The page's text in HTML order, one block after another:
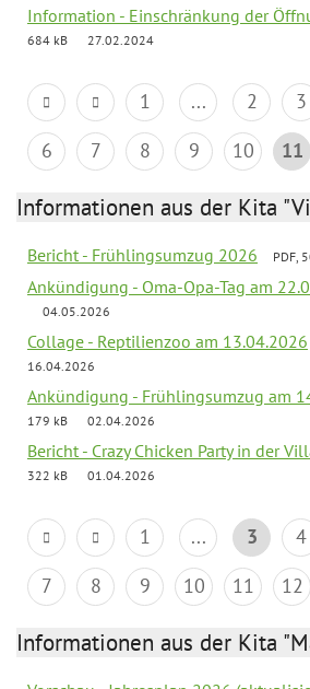
Information - Einschränkung der
684 kB
27.02.2024
1 ... 2 3
6
7 8 9 10 11
Informationen aus der Kita
Bericht - Frühlingsumzug 2026 PDF,
Ankündigung - Oma-Opa-Tag am
04.05.2026
Collage - Reptilienzoo am 13.04.2026
16.04.2026
Ankündigung - Frühlingsumzug am
179 kB
02.04.2026
Bericht - Crazy Chicken Party in der
322 kB
01.04.2026
1 ... 3 4
7
8 9 10 11 12
Informationen aus der Kita